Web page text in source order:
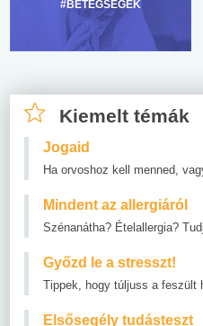
#BETEGSÉGEK
Kiemelt témák
Jogaid
Ha orvoshoz kell menned,
Mindent az allergiáról
Szénanátha? Ételallergia?
Győzd le a stresszt!
Tippek, hogy túljuss a feszült
Elsősegély tudásteszt